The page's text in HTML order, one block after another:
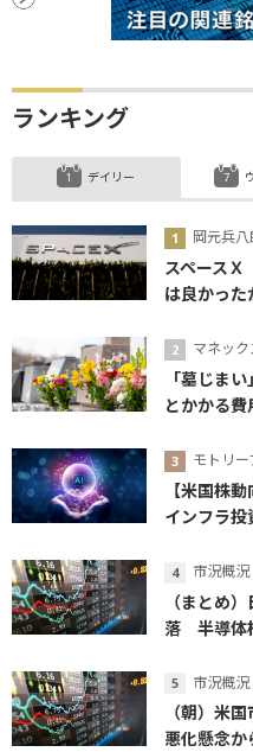
ランキング
デイリー
岡元兵
スペースＸ
は良かった
マネッ
「墓じま
とかかる
モトリ
【米国株
インフラ投
市況概況
（まとめ
落 半導体
市況概況
（朝）米
悪化懸念か